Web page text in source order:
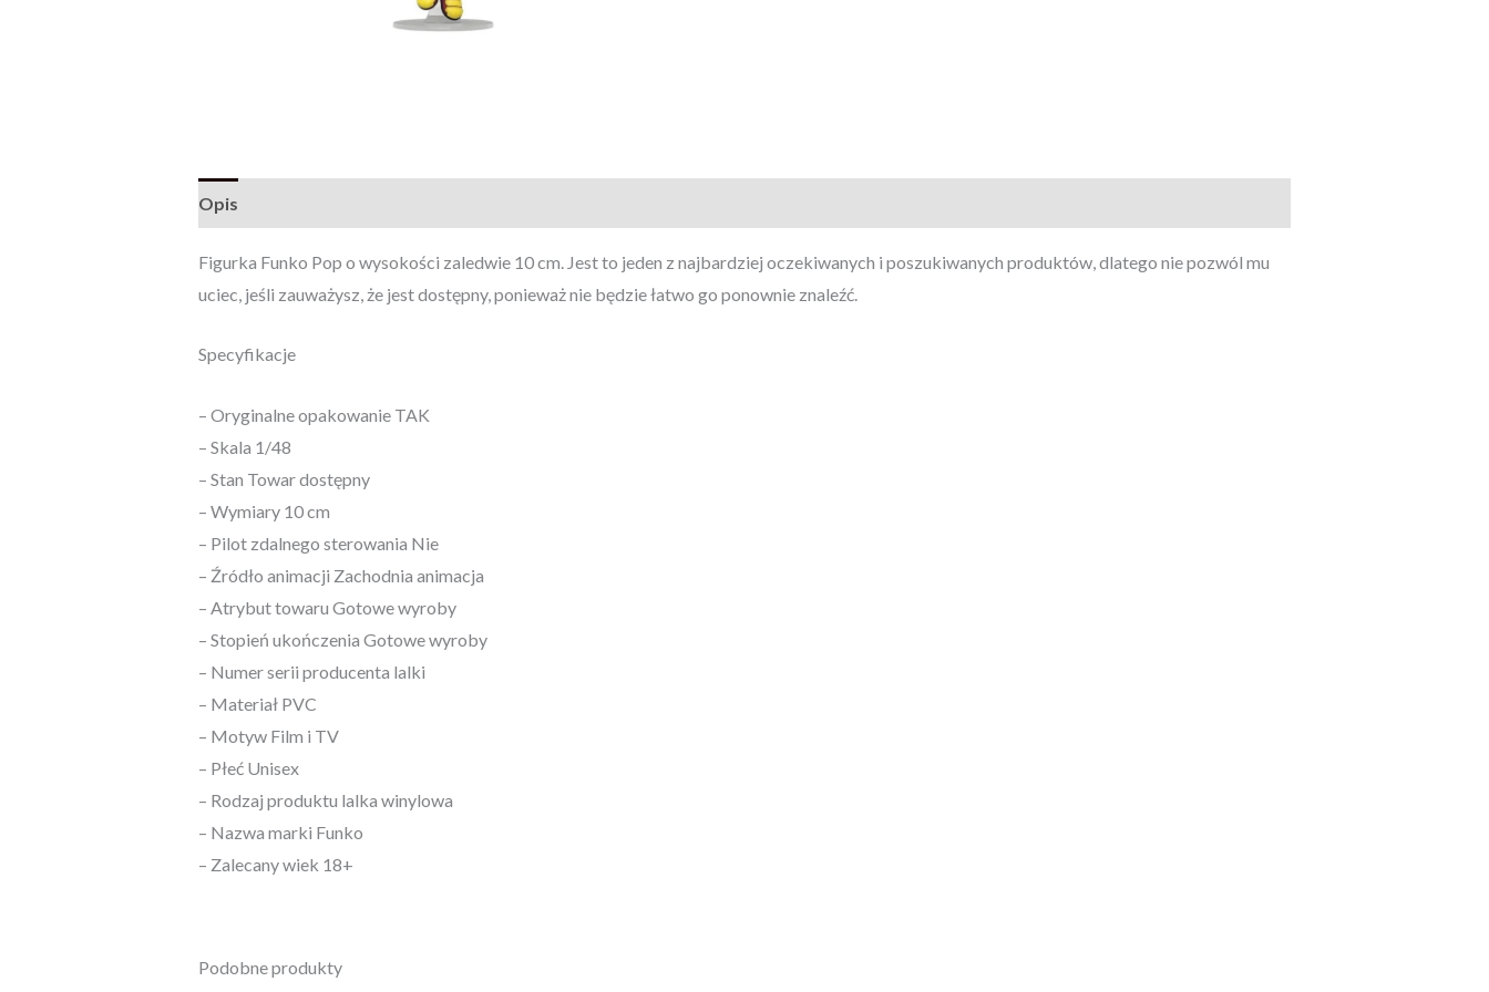
Opis
Figurka Funko Pop o wysokości zaledwie 10 cm. Jest to jeden z najbardziej oczekiwanych i poszukiwanych produktów, dlatego nie pozwól mu
uciec, jeśli zauważysz, że jest dostępny, ponieważ nie będzie łatwo go ponownie znaleźć.
Specyfikacje
– Oryginalne opakowanie TAK
– Skala 1/48
– Stan Towar dostępny
– Wymiary 10 cm
– Pilot zdalnego sterowania Nie
– Źródło animacji Zachodnia animacja
– Atrybut towaru Gotowe wyroby
– Stopień ukończenia Gotowe wyroby
– Numer serii producenta lalki
– Materiał PVC
– Motyw Film i TV
– Płeć Unisex
– Rodzaj produktu lalka winylowa
– Nazwa marki Funko
– Zalecany wiek 18+
Podobne produkty